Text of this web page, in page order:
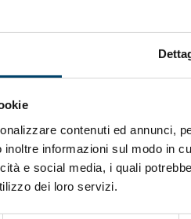
contenuti ed annunci,
inoltre informazioni sul modo in
e social media, i quali
dei loro servizi.